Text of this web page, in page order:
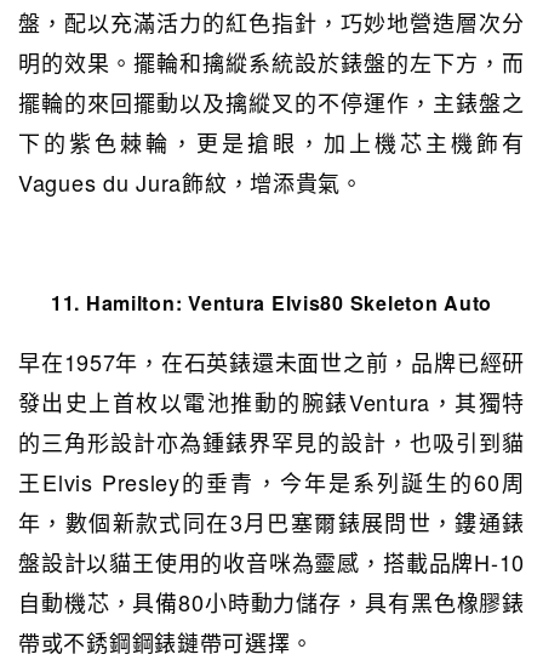
盤，配以充滿活力的紅色指針，巧妙地營造層次分
明的效果。擺輪和擒縱系統設於錶盤的左下方，而
擺輪的來回擺動以及擒縱叉的不停運作，主錶盤之
下的紫色棘輪，更是搶眼，加上機芯主機飾有
Vagues du Jura飾紋，增添貴氣。
11. Hamilton:Ventura Elvis80 Skeleton Auto
早在1957年，在石英錶還未面世之前，品牌已經研
發出史上首枚以電池推動的腕錶Ventura，其獨特
的三角形設計亦為鍾錶界罕見的設計，也吸引到貓
王Elvis Presley的垂青，今年是系列誕生的60周
年，數個新款式同在3月巴塞爾錶展問世，鏤通錶
盤設計以貓王使用的收音咪為靈感，搭載品牌H-10
自動機芯，具備80小時動力儲存，具有黑色橡膠錶
帶或不銹鋼鋼錶鏈帶可選擇。